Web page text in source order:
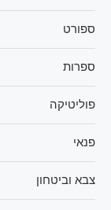
ספורט
ספרות
פוליטיקה
פנאי
צבא וביטחון